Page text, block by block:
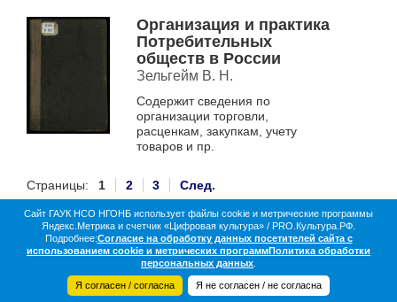
степени.
Организация и практика
Потребительных
обществ в России
Зельгейм В. Н.
Содержит сведения по
организации торговли,
расценкам, закупкам, учету
товаров и пр.
Страницы: 1 2 3 След.
О библиотеке Коллекции
Цифровая жизнь
Документы в оцифровке
Статистика
Контакты
Партнёры
© 2016-2026 НГОНБ
Сайт ГАУК НСО НГОНБ использует файлы cookie и метрические программы
Яндекс.Метрика и счетчик «Цифровая культура» / PRO.Культура.РФ.
Подробнее:Согласие на обработку данных посетителей сайта с
использованием cookie и метрических программПолитика обработки
персональных данных
Я согласен / согласна Я не согласен / не согласна